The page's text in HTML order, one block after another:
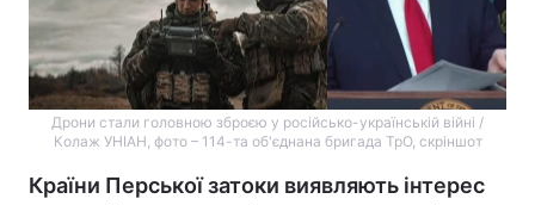
Дрони стали головною зброєю у російсько-українській війні /
Колаж УНІАН, фото – 114-та об'єднана бригада ТрО, скріншот
Країни Перської затоки виявляють інтерес